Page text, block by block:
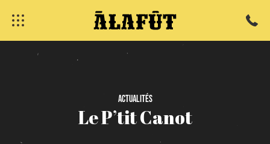
Actualités
LeP’titCanot